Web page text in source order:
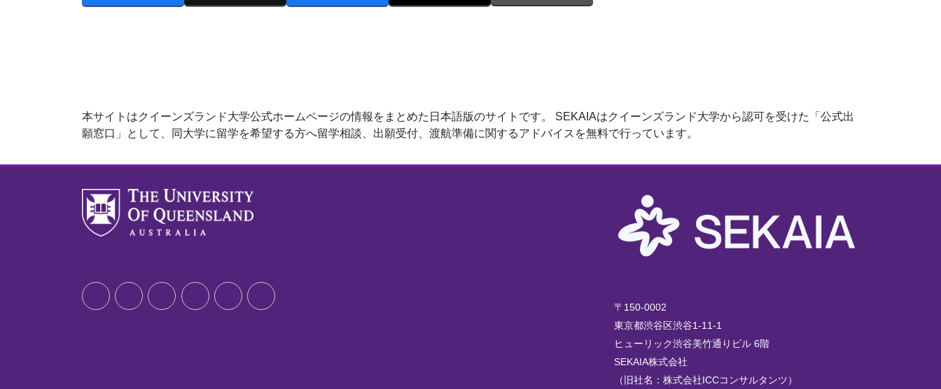
本サイトはクイーンズランド大学公式ホームページの情報をまとめた日本語版のサイトです。 SEKAIAはクイーンズランド大学から認可を受けた「公式出
願窓口」として、同大学に留学を希望する方へ留学相談、出願受付、渡航準備に関するアドバイスを無料で行っています。
〒150-0002
東京都渋谷区渋谷1-11-1
ヒューリック渋谷美竹通りビル 6階
SEKAIA株式会社
（旧社名：株式会社ICCコンサルタンツ）